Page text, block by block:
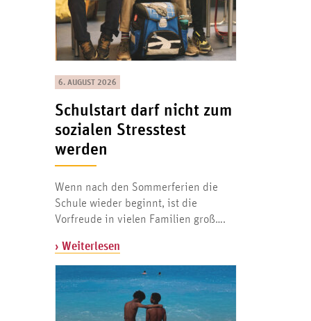
6. AUGUST 2026
Schulstart darf nicht zum
sozialen Stresstest
werden
Wenn nach den Sommerferien die
Schule wieder beginnt, ist die
Vorfreude in vielen Familien groß….
› Weiterlesen